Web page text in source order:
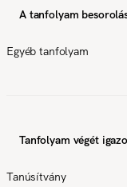
A tanfolyam
Egyéb tanfolyam
Tanfolyam végét
Tanúsítvány